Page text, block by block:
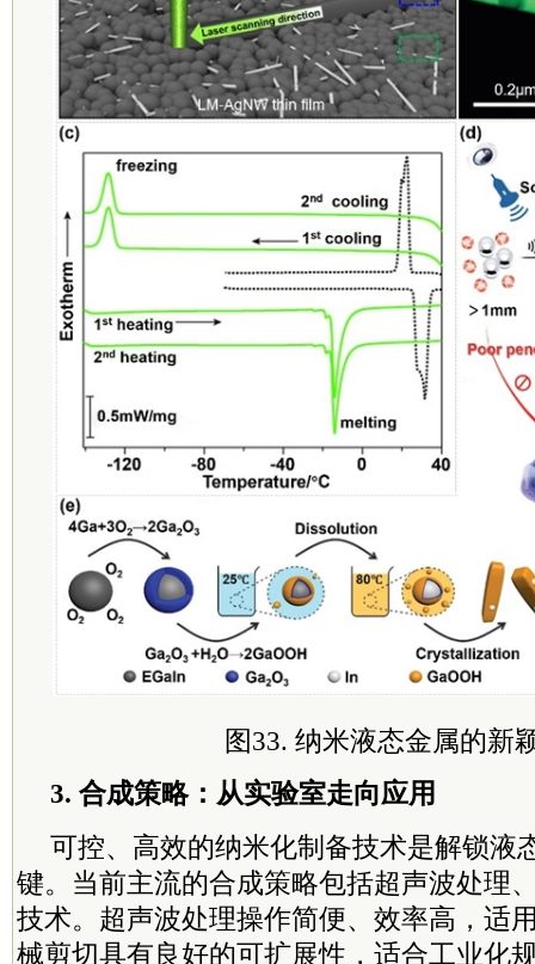
图33. 纳米液态金属的新
3. 合成策略：从实验室走向应用
可控、高效的纳米化制备技术是解锁液
键。当前主流的合成策略包括超声波处理
技术。超声波处理操作简便、效率高，适
械剪切具有良好的可扩展性，适合工业化